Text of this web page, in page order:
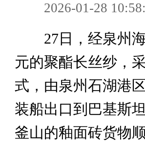
2026-01-28
27日，经泉州海
元的聚酯长丝纱，
式，由泉州石湖港
装船出口到巴基斯
釜山的釉面砖货物